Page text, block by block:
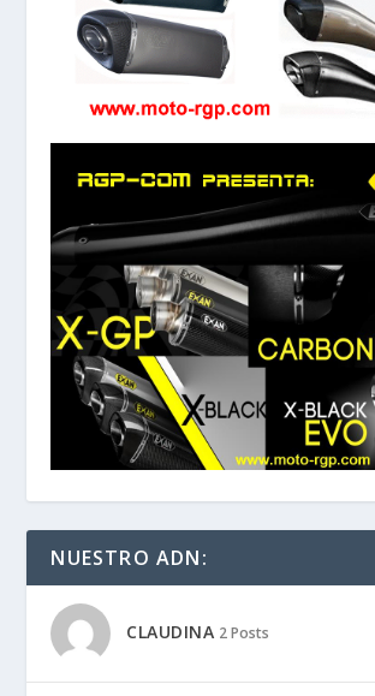
NUESTRO ADN:
CLAUDINA 2 Posts